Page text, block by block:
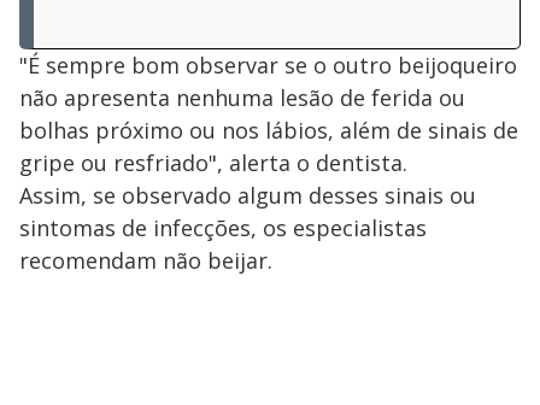
"É sempre bom observar se o outro beijoqueiro
não apresenta nenhuma lesão de ferida ou
bolhas próximo ou nos lábios, além de sinais de
gripe ou resfriado", alerta o dentista.
Assim, se observado algum desses sinais ou
sintomas de infecções, os especialistas
recomendam não beijar.